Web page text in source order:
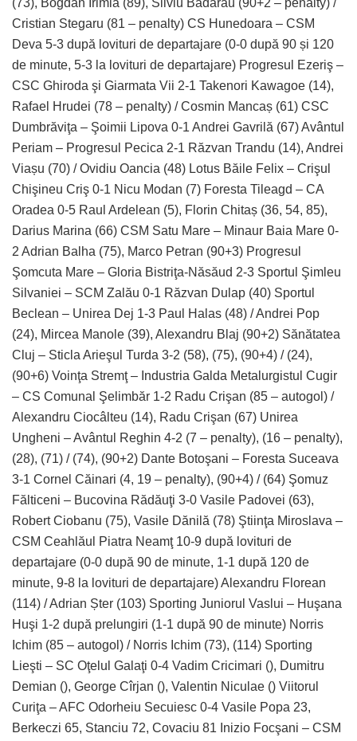
(73), Bogdan Irimia (89), Silviu Bădărău (90+2 – penalty) /
Cristian Stegaru (81 – penalty) CS Hunedoara – CSM
Deva 5-3 după lovituri de departajare (0-0 după 90 și 120
de minute, 5-3 la lovituri de departajare) Progresul Ezeriş –
CSC Ghiroda şi Giarmata Vii 2-1 Takenori Kawagoe (14),
Rafael Hrudei (78 – penalty) / Cosmin Mancaș (61) CSC
Dumbrăviţa – Şoimii Lipova 0-1 Andrei Gavrilă (67) Avântul
Periam – Progresul Pecica 2-1 Răzvan Trandu (14), Andrei
Viașu (70) / Ovidiu Oancia (48) Lotus Băile Felix – Crişul
Chişineu Criş 0-1 Nicu Modan (7) Foresta Tileagd – CA
Oradea 0-5 Raul Ardelean (5), Florin Chitaș (36, 54, 85),
Darius Marina (66) CSM Satu Mare – Minaur Baia Mare 0-
2 Adrian Balha (75), Marco Petran (90+3) Progresul
Şomcuta Mare – Gloria Bistriţa-Năsăud 2-3 Sportul Şimleu
Silvaniei – SCM Zalău 0-1 Răzvan Dulap (40) Sportul
Beclean – Unirea Dej 1-3 Paul Halas (48) / Andrei Pop
(24), Mircea Manole (39), Alexandru Blaj (90+2) Sănătatea
Cluj – Sticla Arieşul Turda 3-2 (58), (75), (90+4) / (24),
(90+6) Voinţa Stremţ – Industria Galda Metalurgistul Cugir
– CS Comunal Şelimbăr 1-2 Radu Crişan (85 – autogol) /
Alexandru Ciocâlteu (14), Radu Crişan (67) Unirea
Ungheni – Avântul Reghin 4-2 (7 – penalty), (16 – penalty),
(28), (71) / (74), (90+2) Dante Botoşani – Foresta Suceava
3-1 Cornel Căinari (4, 19 – penalty), (90+4) / (64) Şomuz
Fălticeni – Bucovina Rădăuţi 3-0 Vasile Padovei (63),
Robert Ciobanu (75), Vasile Dănilă (78) Ştiinţa Miroslava –
CSM Ceahlăul Piatra Neamţ 10-9 după lovituri de
departajare (0-0 după 90 de minute, 1-1 după 120 de
minute, 9-8 la lovituri de departajare) Alexandru Florean
(114) / Adrian Șter (103) Sporting Juniorul Vaslui – Huşana
Huşi 1-2 după prelungiri (1-1 după 90 de minute) Norris
Ichim (85 – autogol) / Norris Ichim (73), (114) Sporting
Lieşti – SC Oţelul Galaţi 0-4 Vadim Cricimari (), Dumitru
Demian (), George Cîrjan (), Valentin Niculae () Viitorul
Curiţa – AFC Odorheiu Secuiesc 0-4 Vasile Popa 23,
Berkeczi 65, Stanciu 72, Covaciu 81 Inizio Focşani – CSM